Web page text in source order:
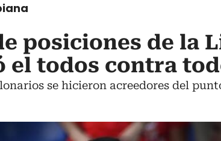
posiciones de la
el todos contra
se hicieron acreedores del